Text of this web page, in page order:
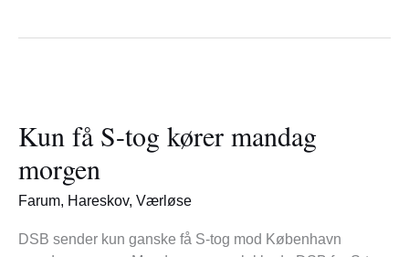
Kun få S-tog kører mandag
morgen
Farum, Hareskov, Værløse
DSB sender kun ganske få S-tog mod København
S-
tog
kører
mandag